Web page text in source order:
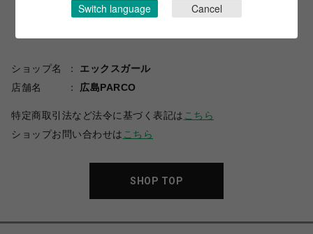
ショップ名
エックスガール
店舗名
広島PARCO
特定商取引法など法令に基づく表記は こちら
ショップお問い合わせは こちら
SHOP TOP
Switch language Cancel